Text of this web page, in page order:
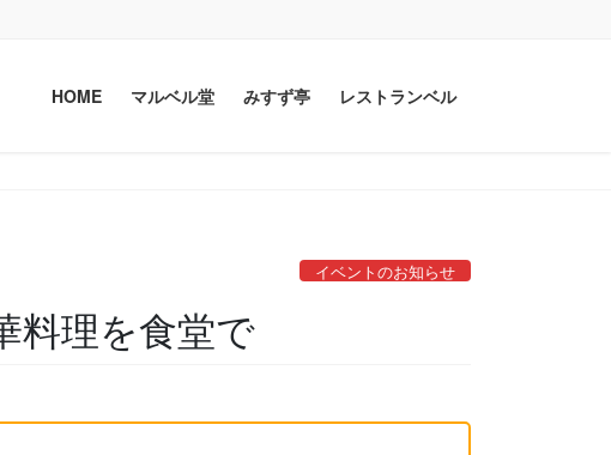
HOME マルベル堂 みすず亭 レストランベル
イベントのお知らせ
料理を食堂で